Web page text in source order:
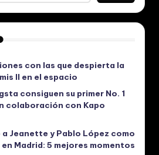
con las que despierta la
II en el espacio
consiguen su primer No. 1
colaboración con Kapo
Jeanette y Pablo López como
Madrid: 5 mejores momentos